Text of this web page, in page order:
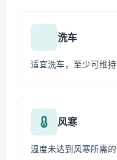
洗车
适宜洗车，至少可维
风寒
温度未达到风寒所需